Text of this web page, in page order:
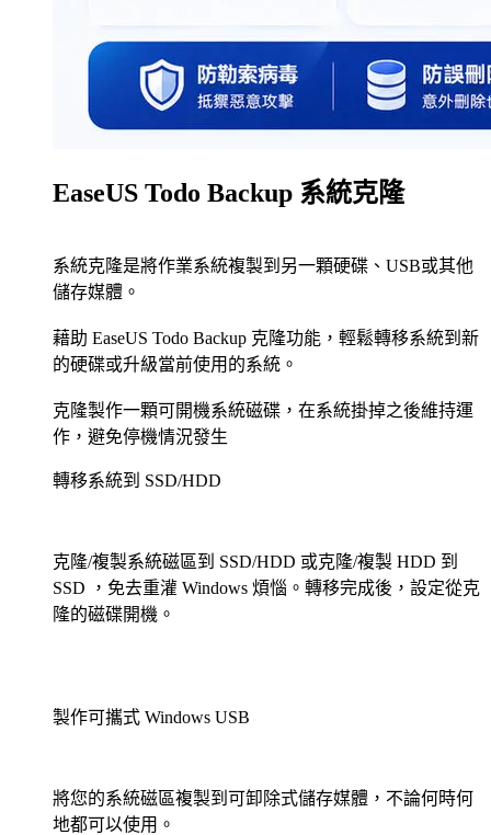
EaseUS Todo Backup 系統克隆
系統克隆是將作業系統複製到另一顆硬碟、USB或其他
儲存媒體。
藉助 EaseUS Todo Backup 克隆功能，輕鬆轉移系統到新
的硬碟或升級當前使用的系統。
克隆製作一顆可開機系統磁碟，在系統掛掉之後維持運
作，避免停機情況發生
轉移系統到 SSD/HDD
克隆/複製系統磁區到 SSD/HDD 或克隆/複製 HDD 到
SSD ，免去重灌 Windows 煩惱。轉移完成後，設定從克
隆的磁碟開機。
製作可攜式 Windows USB
將您的系統磁區複製到可卸除式儲存媒體，不論何時何
地都可以使用。